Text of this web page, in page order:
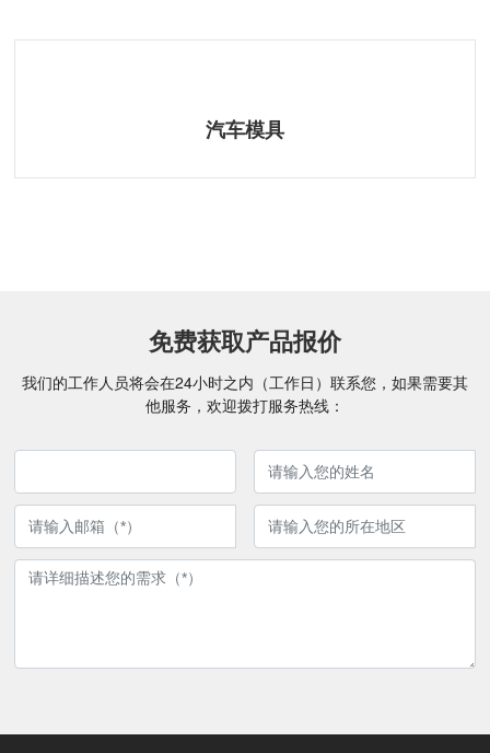
汽车模具
免费获取产品报价
我们的工作人员将会在24小时之内（工作日）联系您，如果需要其
他服务，欢迎拨打服务热线：